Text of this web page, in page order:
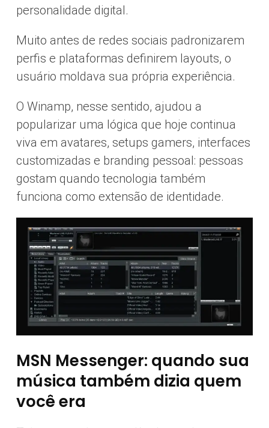
personalidade digital.
Muito antes de redes sociais padronizarem
perfis e plataformas definirem layouts, o
usuário moldava sua própria experiência.
O Winamp, nesse sentido, ajudou a
popularizar uma lógica que hoje continua
viva em avatares, setups gamers, interfaces
customizadas e branding pessoal: pessoas
gostam quando tecnologia também
funciona como extensão de identidade.
MSN Messenger: quando sua
música também dizia quem
você era